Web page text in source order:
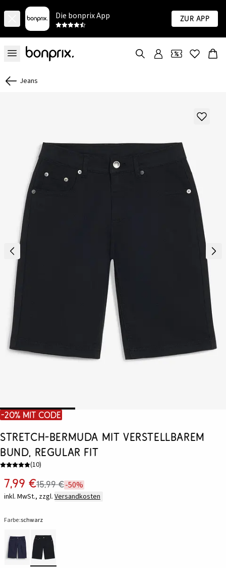
Die bonprix App Zur App
Jeans
-20% mit Code
Stretch-Bermuda mit verstellbarem
Bund, Regular Fit
(10)
7,99 €15,99 €-50%
inkl. MwSt., zzgl. Versandkosten
Farbe:schwarz